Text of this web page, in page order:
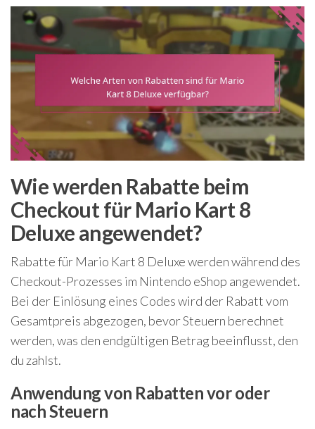
Wie werden Rabatte beim
Checkout für Mario Kart 8
Deluxe angewendet?
Rabatte für Mario Kart 8 Deluxe werden während des
Checkout-Prozesses im Nintendo eShop angewendet.
Bei der Einlösung eines Codes wird der Rabatt vom
Gesamtpreis abgezogen, bevor Steuern berechnet
werden, was den endgültigen Betrag beeinflusst, den
du zahlst.
Anwendung von Rabatten vor oder
nach Steuern